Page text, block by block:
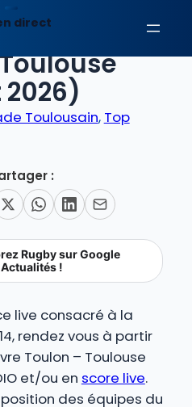
Toulousain, Top
:
Rugby sur Google
Actualités !
live consacré à la
rendez vous à partir
Toulon – Toulouse
et/ou en score live.
des équipes du
direct